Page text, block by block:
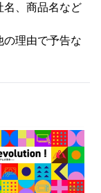
、商品名など
理由で予告な